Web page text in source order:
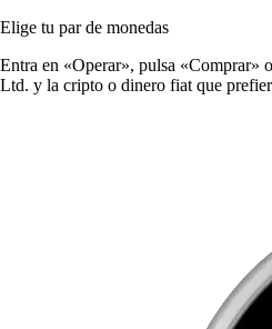
Elige tu par de monedas
Entra en «Operar», pulsa «Comprar»
Ltd. y la cripto o dinero fiat que